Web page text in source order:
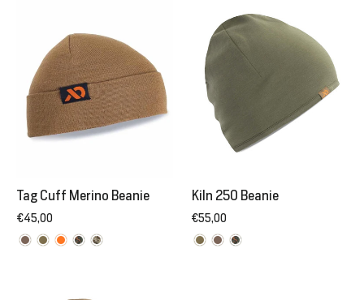
Tag Cuff Merino Beanie
€45,00
Kiln 250 Beanie
€55,00